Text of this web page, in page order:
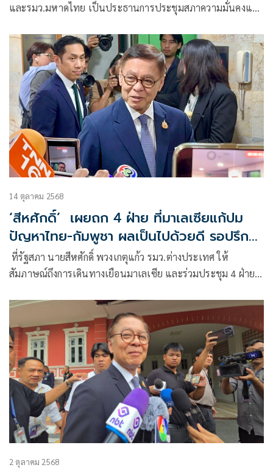
และรมว.มหาดไทย เป็นประธานการประชุมสภาความมั่นคงแห่ง
14 ตุลาคม 2568
‘สีหศักดิ์’ เผยถก 4 ฝ่าย ที่มาเลเซียแก้ปม
ปัญหาไทย-กัมพูชา ผลเป็นไปด้วยดี รอปรึกษา
รัฐบาล
ที่รัฐสภา นายสีหศักดิ์ พวงเกตุแก้ว รมว.ต่างประเทศ ให้
สัมภาษณ์ถึงการเดินทางเยือนมาเลเซีย และร่วมประชุม 4 ฝ่าย
2 ตุลาคม 2568